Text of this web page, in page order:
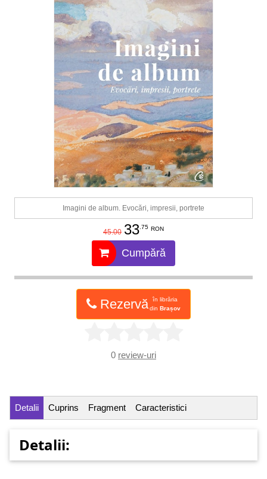
Imagini de album. Evocări, impresii, portrete
45.00 33.75 RON
Cumpără
Rezervă
în librăria
din Brașov
0 review-uri
Detalii Cuprins Fragment Caracteristici
Detalii: